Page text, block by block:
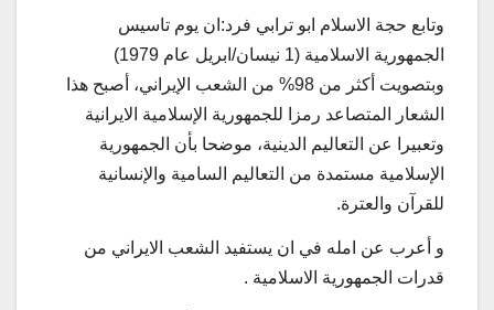
وتابع حجة الاسلام ابو ترابي فرد:ان يوم تاسيس
الجمهورية الاسلامية (1 نيسان/ابريل عام 1979)
وبتصويت أكثر من 98% من الشعب الإيراني، أصبح هذا
الشعار المتصاعد رمزا للجمهورية الإسلامية الايرانية
وتعبيرا عن التعاليم الدينية، موضحا بأن الجمهورية
الإسلامية مستمدة من التعاليم السامية والإنسانية
للقرآن والعترة.
و أعرب عن امله في ان يستفيد الشعب الايراني من
قدرات الجمهورية الاسلامية .